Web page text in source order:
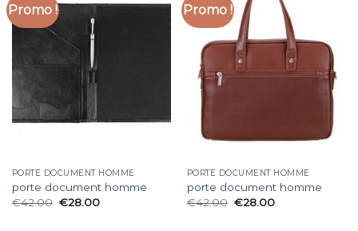
Promo !
PORTE DOCUMENT HOMME
porte document homme
€42.00 €28.00
Promo !
PORTE DOCUMENT HOMME
porte document homme
€42.00 €28.00